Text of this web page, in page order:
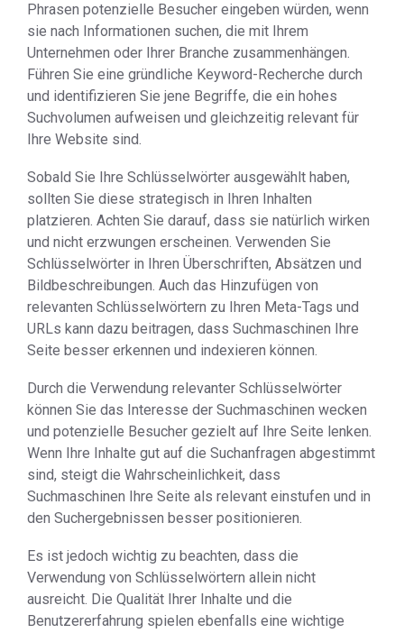
Phrasen potenzielle Besucher eingeben würden, wenn
sie nach Informationen suchen, die mit Ihrem
Unternehmen oder Ihrer Branche zusammenhängen.
Führen Sie eine gründliche Keyword-Recherche durch
und identifizieren Sie jene Begriffe, die ein hohes
Suchvolumen aufweisen und gleichzeitig relevant für
Ihre Website sind.
Sobald Sie Ihre Schlüsselwörter ausgewählt haben,
sollten Sie diese strategisch in Ihren Inhalten
platzieren. Achten Sie darauf, dass sie natürlich wirken
und nicht erzwungen erscheinen. Verwenden Sie
Schlüsselwörter in Ihren Überschriften, Absätzen und
Bildbeschreibungen. Auch das Hinzufügen von
relevanten Schlüsselwörtern zu Ihren Meta-Tags und
URLs kann dazu beitragen, dass Suchmaschinen Ihre
Seite besser erkennen und indexieren können.
Durch die Verwendung relevanter Schlüsselwörter
können Sie das Interesse der Suchmaschinen wecken
und potenzielle Besucher gezielt auf Ihre Seite lenken.
Wenn Ihre Inhalte gut auf die Suchanfragen abgestimmt
sind, steigt die Wahrscheinlichkeit, dass
Suchmaschinen Ihre Seite als relevant einstufen und in
den Suchergebnissen besser positionieren.
Es ist jedoch wichtig zu beachten, dass die
Verwendung von Schlüsselwörtern allein nicht
ausreicht. Die Qualität Ihrer Inhalte und die
Benutzererfahrung spielen ebenfalls eine wichtige